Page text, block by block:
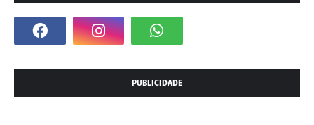
PUBLICIDADE